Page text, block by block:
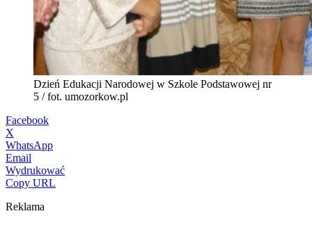
Dzień Edukacji Narodowej w Szkole Podstawowej nr
5 / fot. umozorkow.pl
Facebook
X
WhatsApp
Email
Wydrukować
Copy URL
Reklama